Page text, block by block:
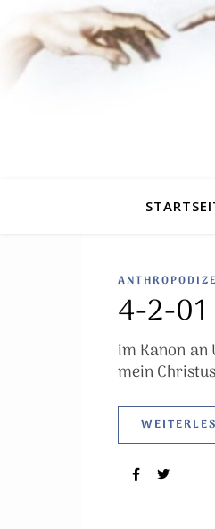
4-2-
im Kanon an
mein